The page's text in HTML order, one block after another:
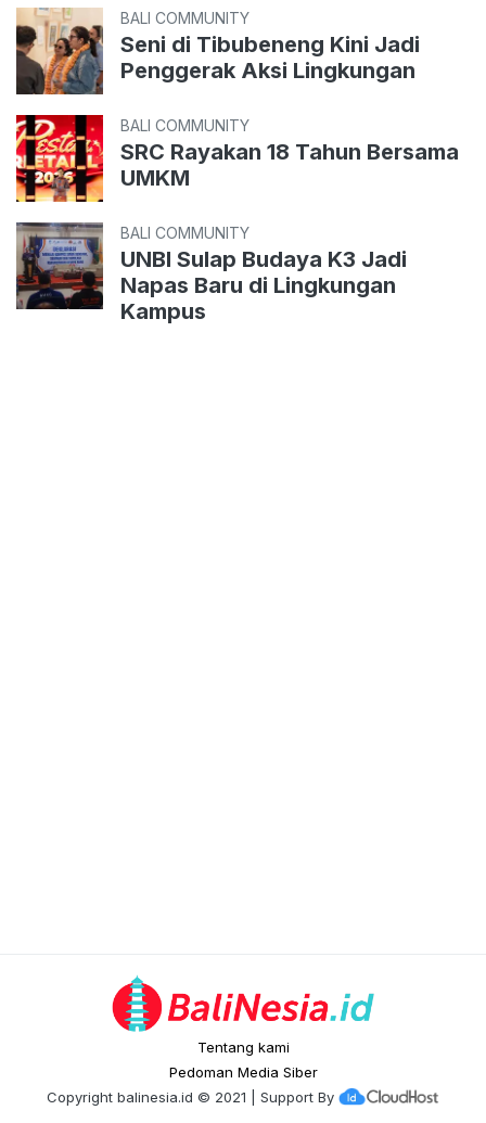
BALI COMMUNITY
Seni di Tibubeneng Kini Jadi
Penggerak Aksi Lingkungan
BALI COMMUNITY
SRC Rayakan 18 Tahun Bersama
UMKM
BALI COMMUNITY
UNBI Sulap Budaya K3 Jadi
Napas Baru di Lingkungan
Kampus
Tentang kami
Pedoman Media Siber
Copyright balinesia.id © 2021 | Support By